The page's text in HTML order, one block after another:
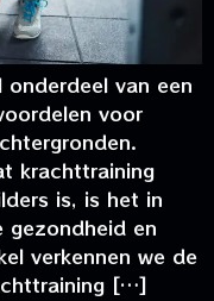
van een
voor
krachttraining
is, is het in
gezondheid en
verkennen we de
[…]